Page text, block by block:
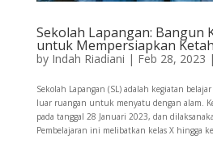
Sekolah Lapangan: Bangun
untuk Mempersiapkan
by Indah Riadiani | Feb 28, 2023 |
Sekolah Lapangan (SL) adalah kegiatan
luar ruangan untuk menyatu dengan alam.
pada tanggal 28 Januari 2023, dan
Pembelajaran ini melibatkan kelas X hingga